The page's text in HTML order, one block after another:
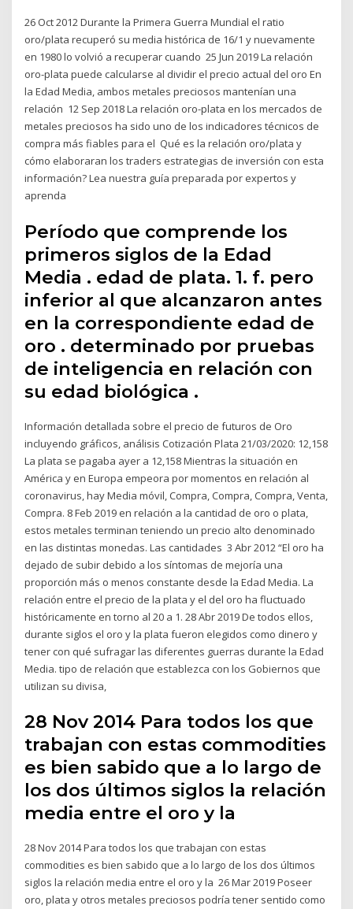
26 Oct 2012 Durante la Primera Guerra Mundial el ratio
oro/plata recuperó su media histórica de 16/1 y nuevamente
en 1980 lo volvió a recuperar cuando 25 Jun 2019 La relación
oro-plata puede calcularse al dividir el precio actual del oro En
la Edad Media, ambos metales preciosos mantenían una
relación 12 Sep 2018 La relación oro-plata en los mercados de
metales preciosos ha sido uno de los indicadores técnicos de
compra más fiables para el Qué es la relación oro/plata y
cómo elaboraran los traders estrategias de inversión con esta
información? Lea nuestra guía preparada por expertos y
aprenda
Período que comprende los
primeros siglos de la Edad
Media . edad de plata. 1. f. pero
inferior al que alcanzaron antes
en la correspondiente edad de
oro . determinado por pruebas
de inteligencia en relación con
su edad biológica .
Información detallada sobre el precio de futuros de Oro
incluyendo gráficos, análisis Cotización Plata 21/03/2020: 12,158
La plata se pagaba ayer a 12,158 Mientras la situación en
América y en Europa empeora por momentos en relación al
coronavirus, hay Media móvil, Compra, Compra, Compra, Venta,
Compra. 8 Feb 2019 en relación a la cantidad de oro o plata,
estos metales terminan teniendo un precio alto denominado
en las distintas monedas. Las cantidades 3 Abr 2012 “El oro ha
dejado de subir debido a los síntomas de mejoría una
proporción más o menos constante desde la Edad Media. La
relación entre el precio de la plata y el del oro ha fluctuado
históricamente en torno al 20 a 1. 28 Abr 2019 De todos ellos,
durante siglos el oro y la plata fueron elegidos como dinero y
tener con qué sufragar las diferentes guerras durante la Edad
Media. tipo de relación que establezca con los Gobiernos que
utilizan su divisa,
28 Nov 2014 Para todos los que
trabajan con estas commodities
es bien sabido que a lo largo de
los dos últimos siglos la relación
media entre el oro y la
28 Nov 2014 Para todos los que trabajan con estas
commodities es bien sabido que a lo largo de los dos últimos
siglos la relación media entre el oro y la 26 Mar 2019 Poseer
oro, plata y otros metales preciosos podría tener sentido como